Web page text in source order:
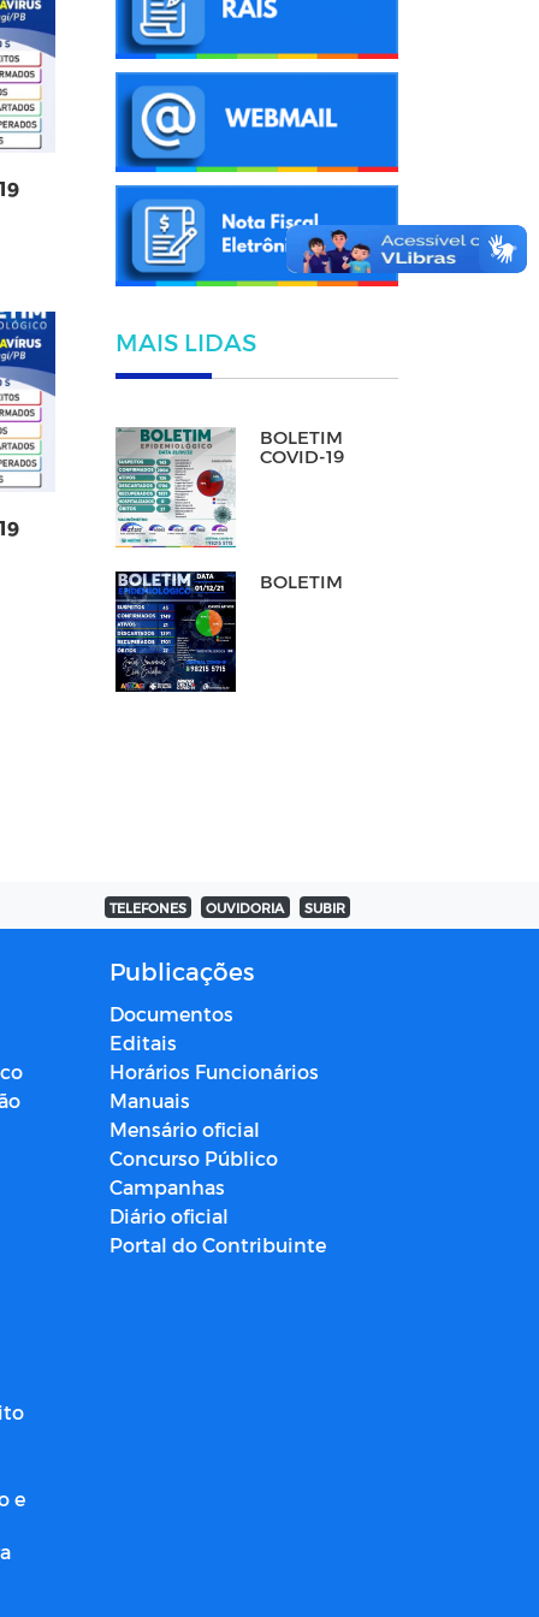
MAIS LIDAS
BOLETIM
COVID-19
BOLETIM
TELEFONES OUVIDORIA SUBIR
Publicações
Documentos
Editais
Horários Funcionários
Manuais
Mensário oficial
Concurso Público
Campanhas
Diário oficial
Portal do Contribuinte
e